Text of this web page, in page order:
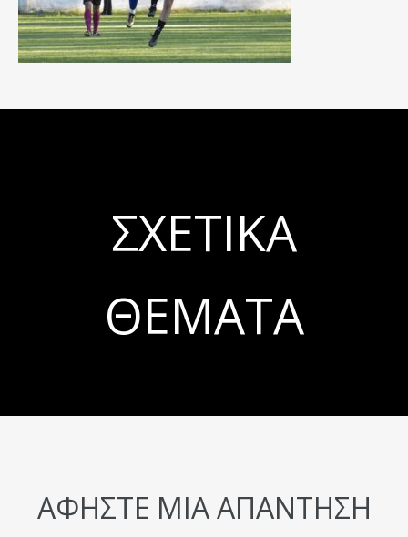
ΣΧΕΤΙΚΆ
ΘΈΜΑΤΑ
ΑΦΉΣΤΕ ΜΙΑ ΑΠΆΝΤΗΣΗ